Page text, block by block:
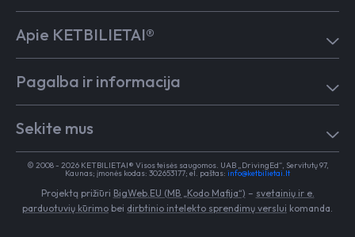
Apie KETBILIETAI®
Kaip mokytis
Testai
Test in English
Kontaktai
Vairavimo mokykloms
Apie KETBILIETAI®
Pagalba ir informacija
Dažniausiai užduodami klausimai
Egzaminai Regitroje
Medicininė pažyma
Naujienos
Sekite mus
TikTok
Facebook
Instagram
© 2008 - 2026 KETBILIETAI® Visos teisės saugomos. UAB „DrivingEd“, Servitutų 97,
Kaunas; įmonės kodas: 302653177; el. paštas: info@ketbilietai.lt
Projektą prižiūri BigWeb.EU (MB „Kodo Mafija“) – svetainių ir e.
parduotuvių kūrimo bei dirbtinio intelekto sprendimų verslui komanda.